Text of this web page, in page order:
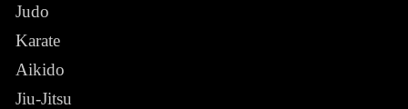
Judo
Karate
Aikido
Jiu-Jitsu